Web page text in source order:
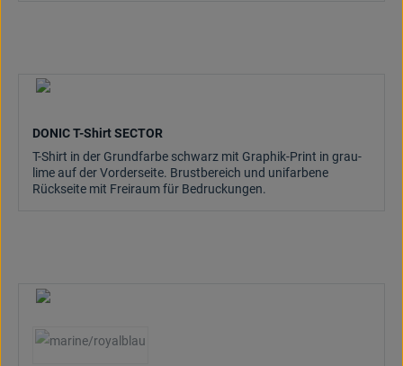
DONIC T-Shirt SECTOR
T-Shirt in der Grundfarbe schwarz mit Graphik-Print in grau-
lime auf der Vorderseite. Brustbereich und unifarbene
Rückseite mit Freiraum für Bedruckungen.